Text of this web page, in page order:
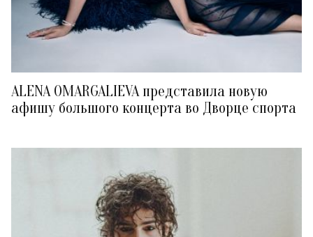
ALENA OMARGALIEVA представила новую
афишу большого концерта во Дворце спорта